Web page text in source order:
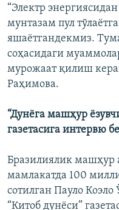
“Электр
мунтазам пул
яшаётгандекмиз.
соҳасидаги
мурожаат қилиш
Раҳимова.
“Дунёга машҳур
газетасига интервю
Бразилиялик машҳур
мамлакатда 100
сотилган Пауло
“Китоб дунёси”